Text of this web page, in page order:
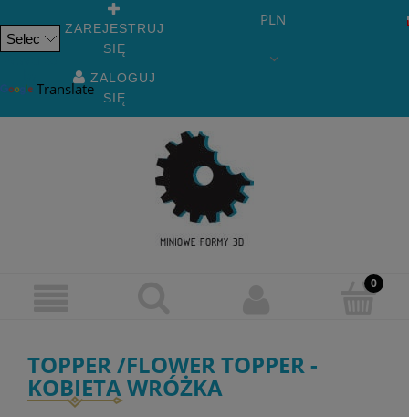
Translate
ZAREJESTRUJ
SIĘ
ZALOGUJ
SIĘ
PLN
TOPPER /FLOWER TOPPER -
KOBIETA WRÓŻKA